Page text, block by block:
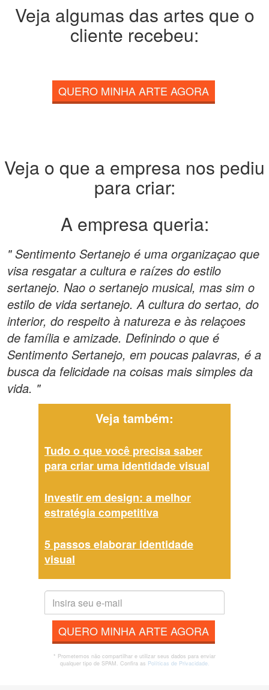
Veja algumas das artes que o
cliente recebeu:
QUERO MINHA ARTE AGORA
Veja o que a empresa nos pediu
para criar:
A empresa queria:
" Sentimento Sertanejo é uma organizaçao que
visa resgatar a cultura e raízes do estilo
sertanejo. Nao o sertanejo musical, mas sim o
estilo de vida sertanejo. A cultura do sertao, do
interior, do respeito à natureza e às relaçoes
de família e amizade. Definindo o que é
Sentimento Sertanejo, em poucas palavras, é a
busca da felicidade na coisas mais simples da
vida. "
Veja também:
Tudo o que você precisa saber
para criar uma identidade visual
Investir em design: a melhor
estratégia competitiva
5 passos elaborar identidade
visual
QUERO MINHA ARTE AGORA
* Prometemos não compartilhar e utilizar seus dados para enviar
qualquer tipo de SPAM. Confira as Políticas de Privacidade.